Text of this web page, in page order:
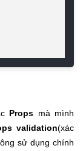
Props mà mình
validation(xác
sử dụng chính